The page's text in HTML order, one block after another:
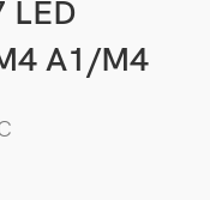
LED
A1/M4